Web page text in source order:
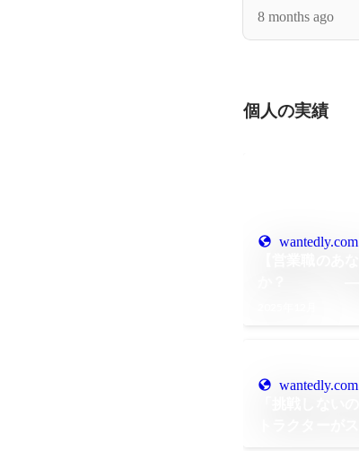
8 months ago
個人の実績
wantedly.com
wantedly.com